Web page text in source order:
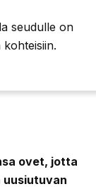
seudulle on
ovet, jotta